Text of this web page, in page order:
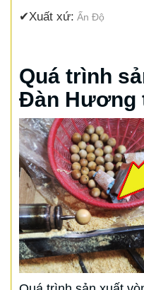
✔Xuất xứ: Ấn Độ
Quá trình
Đàn Hương